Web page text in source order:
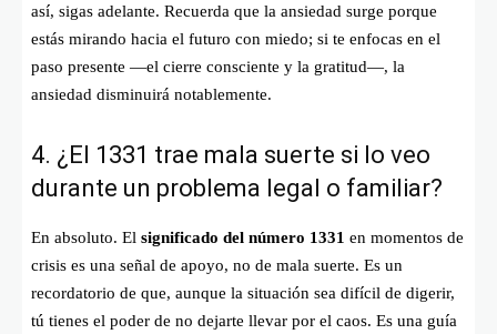
así, sigas adelante. Recuerda que la ansiedad surge porque
estás mirando hacia el futuro con miedo; si te enfocas en el
paso presente —el cierre consciente y la gratitud—, la
ansiedad disminuirá notablemente.
4. ¿El 1331 trae mala suerte si lo veo
durante un problema legal o familiar?
En absoluto. El significado del número 1331 en momentos de
crisis es una señal de apoyo, no de mala suerte. Es un
recordatorio de que, aunque la situación sea difícil de digerir,
tú tienes el poder de no dejarte llevar por el caos. Es una guía